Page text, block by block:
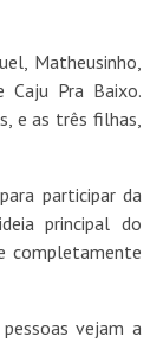
Matheusinho,
Caju Pra Baixo.
e as três filhas,
participar da
principal do
completamente
vejam a